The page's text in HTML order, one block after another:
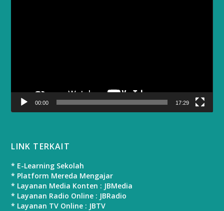
00:00 17:29
LINK TERKAIT
* E-Learning Sekolah
* Platform Mereda Mengajar
* Layanan Media Konten : JBMedia
* Layanan Radio Online : JBRadio
* Layanan TV Online : JBTV